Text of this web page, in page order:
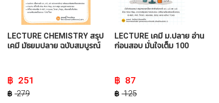
LECTURE CHEMISTRY สรุป
เคมี มัธยมปลาย ฉบับสมบูรณ์
279
Original
price
was:
฿ 279.
251
Current
price
is:
฿ 251.
LECTURE เคมี ม.ปลาย อ่าน
ก่อนสอบ มั่นใจเต็ม 100
125
Original
price
was:
฿ 125.
87
Current
price
is:
฿ 87.